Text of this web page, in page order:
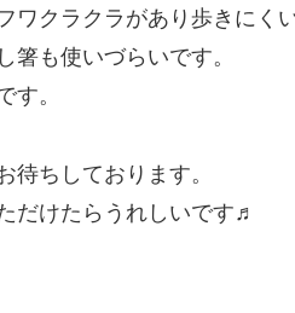
ワクラクラがあり歩きにく
箸も使いづらいです。
す。
待ちしております。
だけたらうれしいです♬